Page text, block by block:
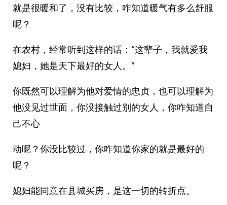
就是很暖和了，没有比较，咋知道暖气有多么舒服
呢？
在农村，经常听到这样的话：“这辈子，我就爱我
媳妇，她是天下最好的女人。”
你既然可以理解为他对爱情的忠贞，也可以理解为
他没见过世面，你没接触过别的女人，你咋知道自
己不心
动呢？你没比较过，你咋知道你家的就是最好的
呢？
媳妇能同意在县城买房，是这一切的转折点。